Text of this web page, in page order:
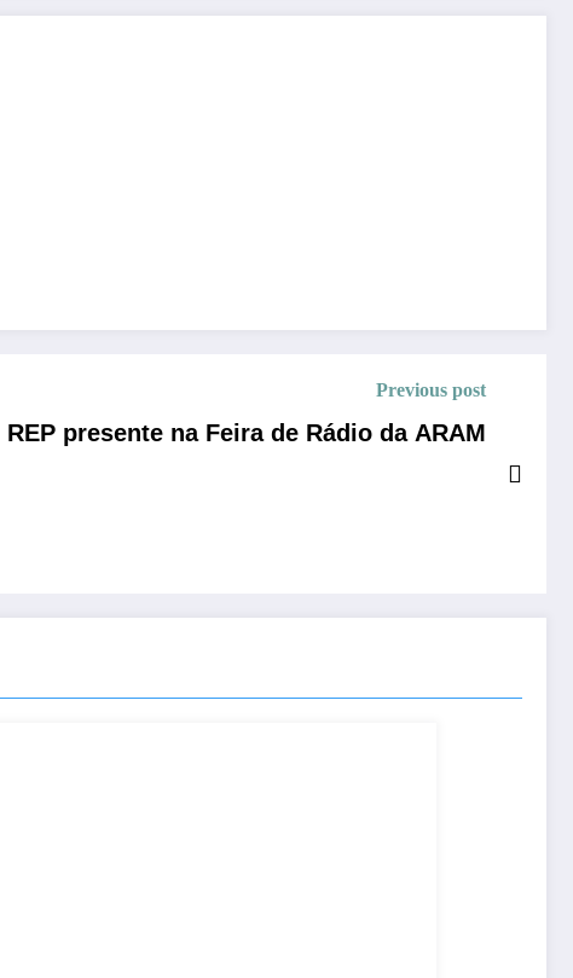
Previous post
REP presente na Feira de Rádio da ARAM